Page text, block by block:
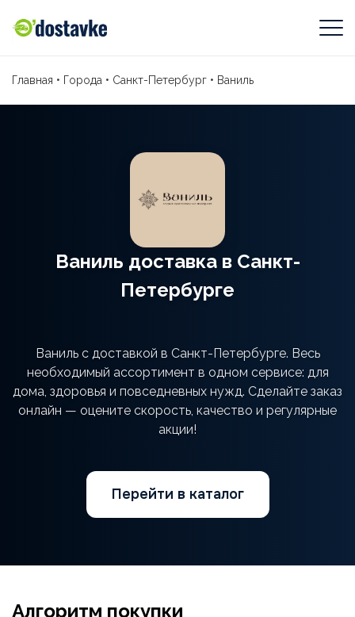
Главная • Города • Санкт-Петербург • Ваниль
Ваниль доставка в Санкт-
Петербурге
Ваниль с доставкой в Санкт-Петербурге. Весь
необходимый ассортимент в одном сервисе: для
дома, здоровья и повседневных нужд. Сделайте заказ
онлайн — оцените скорость, качество и регулярные
акции!
Перейти в каталог
Алгоритм покупки